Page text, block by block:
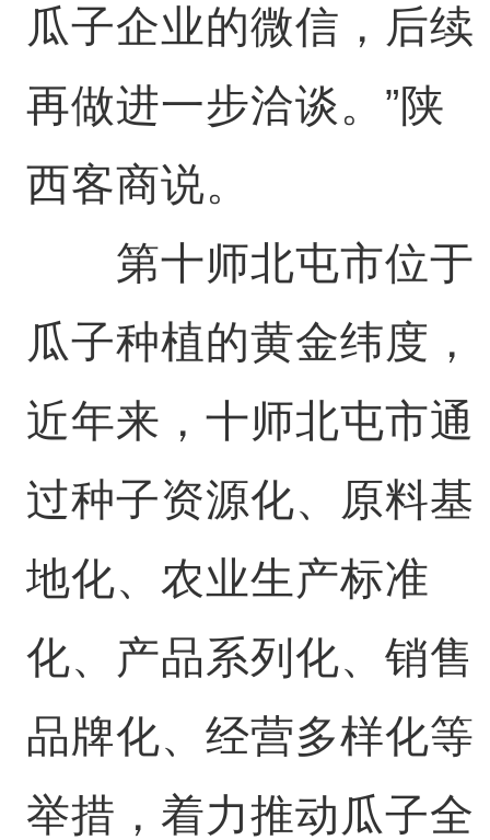
瓜子企业的微信，后续
再做进一步洽谈。”陕
西客商说。
第十师北屯市位于
瓜子种植的黄金纬度，
近年来，十师北屯市通
过种子资源化、原料基
地化、农业生产标准
化、产品系列化、销售
品牌化、经营多样化等
举措，着力推动瓜子全